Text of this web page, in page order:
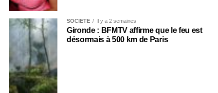
SOCIÉTÉ Il y a 2 semaines
Gironde : BFMTV affirme que le feu est
désormais à 500 km de Paris